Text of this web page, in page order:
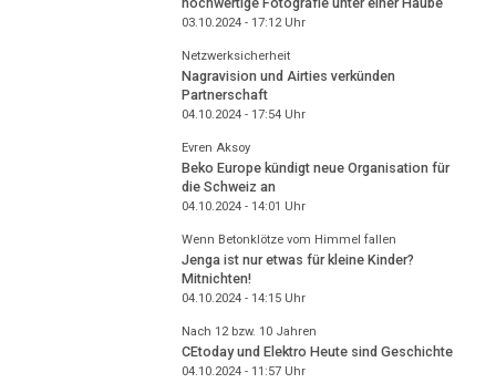
03.10.2024 - 17:12Uhr
Netzwerksicherheit
Nagravision und Airties verkünden
Partnerschaft
04.10.2024 - 17:54Uhr
Evren Aksoy
Beko Europe kündigt neue Organisation für
die Schweiz an
04.10.2024 - 14:01 Uhr
Wenn Betonklötze vom Himmel fallen
Jenga ist nur etwas für kleine Kinder?
Mitnichten!
04.10.2024 - 14:15Uhr
Nach 12 bzw. 10 Jahren
CEtoday und Elektro Heute sind Geschichte
04.10.2024 - 11:57Uhr